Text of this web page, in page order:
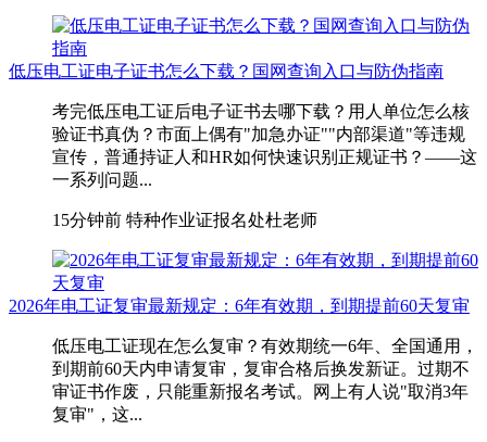
低压电工证电子证书怎么下载？国网查询入口与防伪指南
考完低压电工证后电子证书去哪下载？用人单位怎么核
验证书真伪？市面上偶有"加急办证""内部渠道"等违规
宣传，普通持证人和HR如何快速识别正规证书？——这
一系列问题...
15分钟前 特种作业证报名处杜老师
2026年电工证复审最新规定：6年有效期，到期提前60天复审
低压电工证现在怎么复审？有效期统一6年、全国通用，
到期前60天内申请复审，复审合格后换发新证。过期不
审证书作废，只能重新报名考试。网上有人说"取消3年
复审"，这...